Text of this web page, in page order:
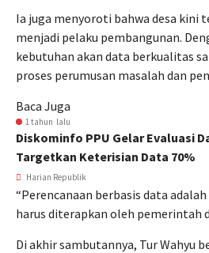
Ia juga menyoroti bahwa desa kini
menjadi pelaku pembangunan.
kebutuhan akan data berkualitas
proses perumusan masalah dan
Baca Juga
1 tahun lalu
Diskominfo PPU Gelar Evaluasi
Targetkan Keterisian Data 70%
Harian Republik
“Perencanaan berbasis data
harus diterapkan oleh pemerintah
Di akhir sambutannya, Tur Wahyu